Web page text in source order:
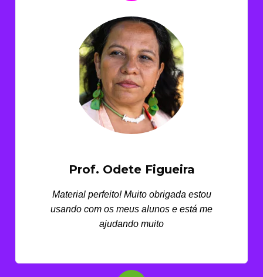
Prof. Odete Figueira
Material perfeito! Muito obrigada estou
usando com os meus alunos e está me
ajudando muito